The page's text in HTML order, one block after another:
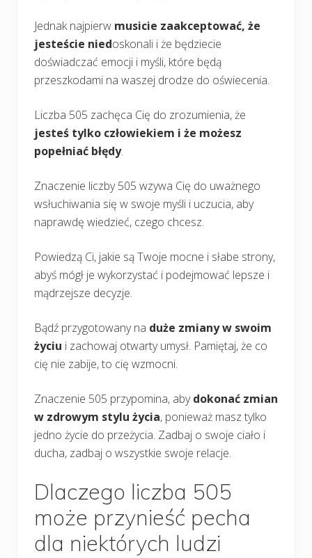
Jednak najpierw musicie zaakceptować, że
jesteście niedoskonali i że będziecie
doświadczać emocji i myśli, które będą
przeszkodami na waszej drodze do oświecenia.
Liczba 505 zachęca Cię do zrozumienia, że
jesteś tylko człowiekiem i że możesz
popełniać błędy.
Znaczenie liczby 505 wzywa Cię do uważnego
wsłuchiwania się w swoje myśli i uczucia, aby
naprawdę wiedzieć, czego chcesz.
Powiedzą Ci, jakie są Twoje mocne i słabe strony,
abyś mógł je wykorzystać i podejmować lepsze i
mądrzejsze decyzje.
Bądź przygotowany na duże zmiany w swoim
życiu i zachowaj otwarty umysł. Pamiętaj, że co
cię nie zabije, to cię wzmocni.
Znaczenie 505 przypomina, abydokonać zmian
w zdrowym stylu życia, ponieważ masz tylko
jedno życie do przeżycia. Zadbaj o swoje ciało i
ducha, zadbaj o wszystkie swoje relacje.
Dlaczego liczba 505
może przynieść pecha
dla niektórych ludzi